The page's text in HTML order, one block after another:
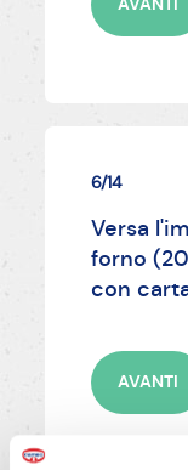
6/14
Versa
forno
con
AVANTI